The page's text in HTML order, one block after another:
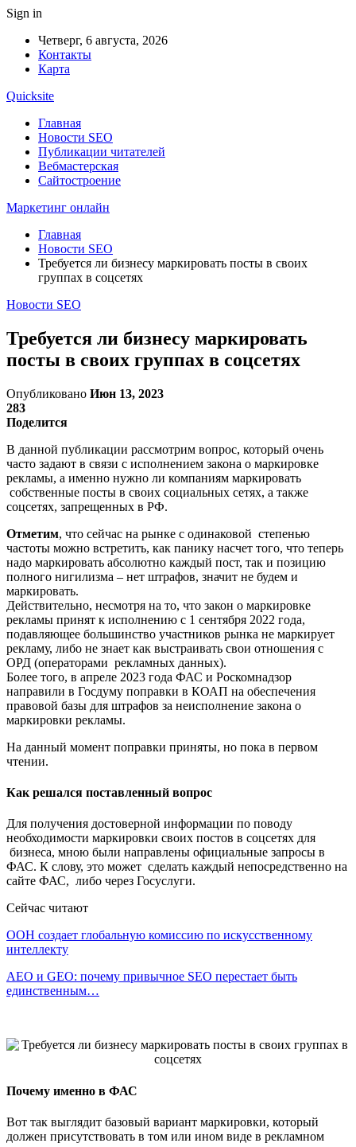
Sign in
Четверг, 6 августа, 2026
Контакты
Карта
Quicksite
Главная
Новости SEO
Публикации читателей
Вебмастерская
Сайтостроение
Маркетинг онлайн
Главная
Новости SEO
Требуется ли бизнесу маркировать посты в своих
группах в соцсетях
Новости SEO
Требуется ли бизнесу маркировать
посты в своих группах в соцсетях
Опубликовано Июн 13, 2023
283
Поделится
В данной публикации рассмотрим вопрос, который очень
часто задают в связи с исполнением закона о маркировке
рекламы, а именно нужно ли компаниям маркировать
собственные посты в своих социальных сетях, а также
соцсетях, запрещенных в РФ.
Отметим, что сейчас на рынке с одинаковой степенью
частоты можно встретить, как панику насчет того, что теперь
надо маркировать абсолютно каждый пост, так и позицию
полного нигилизма – нет штрафов, значит не будем и
маркировать.
Действительно, несмотря на то, что закон о маркировке
рекламы принят к исполнению с 1 сентября 2022 года,
подавляющее большинство участников рынка не маркирует
рекламу, либо не знает как выстраивать свои отношения с
ОРД (операторами рекламных данных).
Более того, в апреле 2023 года ФАС и Роскомнадзор
направили в Госдуму поправки в КОАП на обеспечения
правовой базы для штрафов за неисполнение закона о
маркировки рекламы.
На данный момент поправки приняты, но пока в первом
чтении.
Как решался поставленный вопрос
Для получения достоверной информации по поводу
необходимости маркировки своих постов в соцсетях для
бизнеса, мною были направлены официальные запросы в
ФАС. К слову, это может сделать каждый непосредственно на
сайте ФАС, либо через Госуслуги.
Сейчас читают
ООН создает глобальную комиссию по искусственному
интеллекту
AEO и GEO: почему привычное SEO перестает быть
единственным…
Почему именно в ФАС
Вот так выглядит базовый вариант маркировки, который
должен присутствовать в том или ином виде в рекламном